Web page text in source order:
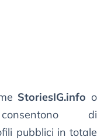
StoriesIG.info o
di
pubblici in totale